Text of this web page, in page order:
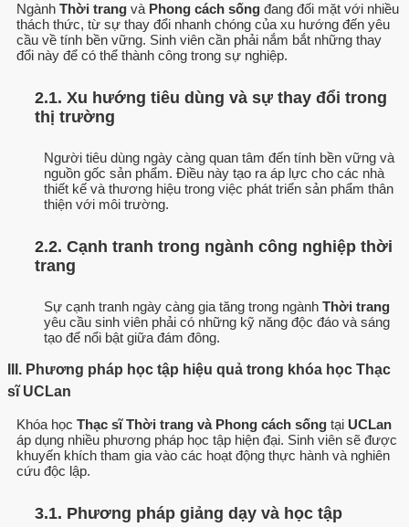
Ngành Thời trang và Phong cách sống đang đối mặt với nhiều
thách thức, từ sự thay đổi nhanh chóng của xu hướng đến yêu
cầu về tính bền vững. Sinh viên cần phải nắm bắt những thay
đổi này để có thể thành công trong sự nghiệp.
2.1. Xu hướng tiêu dùng và sự thay đổi trong
thị trường
Người tiêu dùng ngày càng quan tâm đến tính bền vững và
nguồn gốc sản phẩm. Điều này tạo ra áp lực cho các nhà
thiết kế và thương hiệu trong việc phát triển sản phẩm thân
thiện với môi trường.
2.2. Cạnh tranh trong ngành công nghiệp thời
trang
Sự cạnh tranh ngày càng gia tăng trong ngành Thời trang
yêu cầu sinh viên phải có những kỹ năng độc đáo và sáng
tạo để nổi bật giữa đám đông.
III. Phương pháp học tập hiệu quả trong khóa học Thạc
sĩ UCLan
Khóa học Thạc sĩ Thời trang và Phong cách sống tại UCLan
áp dụng nhiều phương pháp học tập hiện đại. Sinh viên sẽ được
khuyến khích tham gia vào các hoạt động thực hành và nghiên
cứu độc lập.
3.1. Phương pháp giảng dạy và học tập